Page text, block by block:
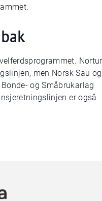
men Norsk Sau og
og Småbrukarlag
er også